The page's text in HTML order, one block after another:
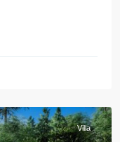
Villa